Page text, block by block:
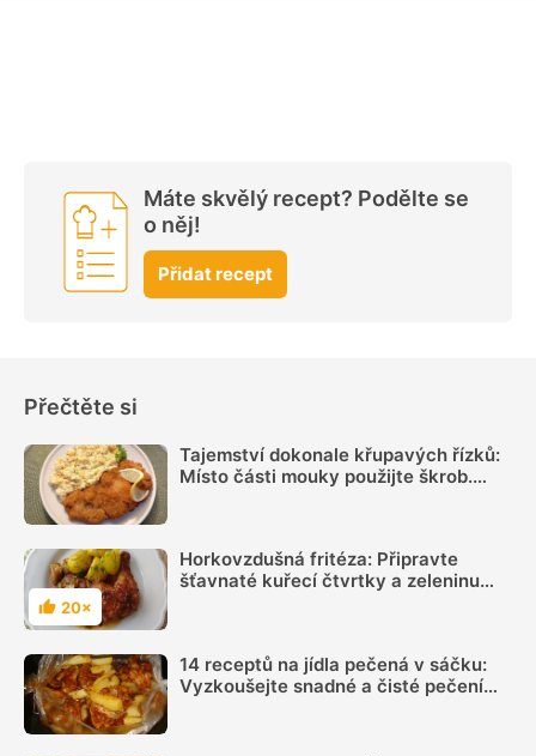
Máte skvělý recept? Podělte se
o něj!
Přidat recept
Přečtěte si
Tajemství dokonale křupavých řízků:
Místo části mouky použijte škrob.
Hodnocení
20×
Horkovzdušná fritéza: Připravte
šťavnaté kuřecí čtvrtky a zeleninu
14 receptů na jídla pečená v sáčku:
Vyzkoušejte snadné a čisté pečení